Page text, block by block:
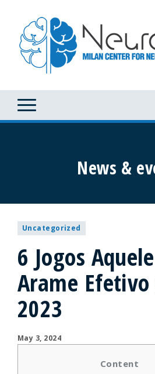
News &
Uncategorized
6 Jogos
Arame Efetivo
2023
May 3, 2024
Content